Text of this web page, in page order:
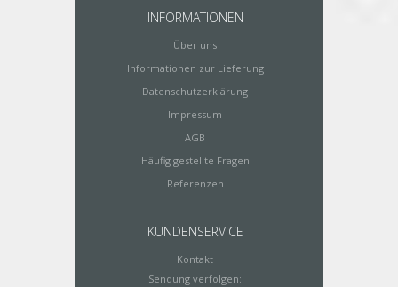
INFORMATIONEN
Über uns
Informationen zur Lieferung
Datenschutzerklärung
Impressum
AGB
Häufig gestellte Fragen
Referenzen
KUNDENSERVICE
Kontakt
Sendung verfolgen: